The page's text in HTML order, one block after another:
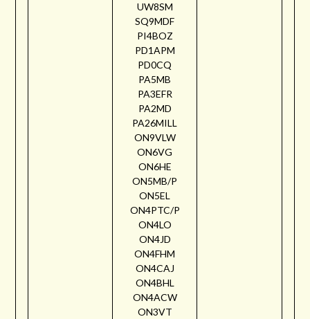
UW8SM
SQ9MDF
PI4BOZ
PD1APM
PD0CQ
PA5MB
PA3EFR
PA2MD
PA26MILL
ON9VLW
ON6VG
ON6HE
ON5MB/P
ON5EL
ON4PTC/P
ON4LO
ON4JD
ON4FHM
ON4CAJ
ON4BHL
ON4ACW
ON3VT